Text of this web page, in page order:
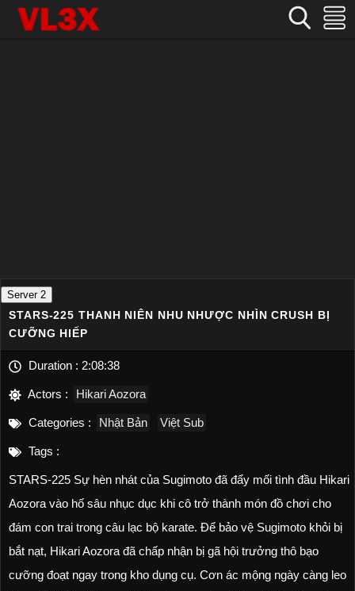
Home Nhật Bản
STARS-225 Thanh niên nhu nhược nhìn crush bị cưỡng hiếp
Server 2
STARS-225 THANH NIÊN NHU NHƯỢC NHÌN CRUSH BỊ
CƯỠNG HIẾP
Duration : 2:08:38
Actors : Hikari Aozora
Categories : Nhật Bản Việt Sub
Tags :
STARS-225 Sự hèn nhát của Sugimoto đã đẩy mối tình đầu Hikari
Aozora vào hố sâu nhục dục khi cô trở thành món đồ chơi cho
đám con trai trong câu lạc bộ karate. Để bảo vệ Sugimoto khỏi bị
bắt nạt, Hikari Aozora đã chấp nhận bị gã hội trưởng thô bạo
cưỡng đoạt ngay trong kho dụng cụ. Cơn ác mộng ngày càng leo